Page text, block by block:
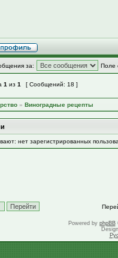
за: Поле
1 из 1 [ Сообщений: 18 ]
» Виноградные рецепты
нет зарегистрированных
Powered by phpBB